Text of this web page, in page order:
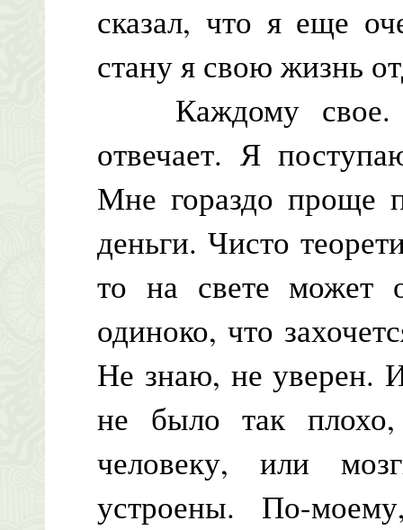
сказал, что я еще
стану я свою жизнь
Каждому свое.
отвечает. Я
Мне гораздо проще
деньги. Чисто
то на свете может
одиноко, что
Не знаю, не уверен.
не было так плохо,
человеку, или
устроены. По-